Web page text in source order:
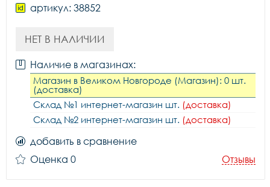
артикул: 38852
НЕТ В НАЛИЧИИ
Наличие в магазинах:
Магазин в Великом Новгороде (Магазин): 0 шт.
(доставка)
Склад №1 интернет-магазин шт. (доставка)
Склад №2 интернет-магазин шт. (доставка)
добавить в сравнение
Оценка 0
Отзывы